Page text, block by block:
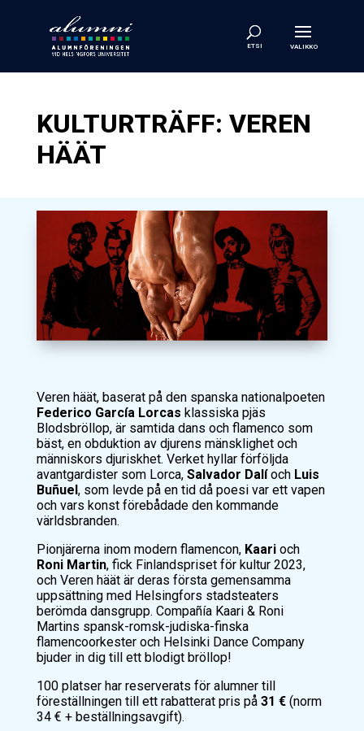
KULTURTRÄFF: VEREN
HÄÄT
Veren häät, baserat på den spanska nationalpoeten
Federico García Lorcas klassiska pjäs
Blodsbröllop, är samtida dans och flamenco som
bäst, en obduktion av djurens mänsklighet och
människors djuriskhet. Verket hyllar förföljda
avantgardister som Lorca, Salvador Dalíoch Luis
Buñuel , som levde på en tid då poesi var ett vapen
och vars konst förebådade den kommande
världsbranden.
Pionjärerna inom modern flamencon, Kaarioch
Roni Martin, fick Finlandspriset för kultur 2023,
och Veren häät är deras första gemensamma
uppsättning med Helsingfors stadsteaters
berömda dansgrupp. Compañía Kaari & Roni
Martins spansk-romsk-judiska-finska
flamencoorkester och Helsinki Dance Company
bjuder in dig till ett blodigt bröllop!
100 platser har reserverats för alumner till
föreställningen till ett rabatterat pris på 31 €(norm
34 € + beställningsavgift).